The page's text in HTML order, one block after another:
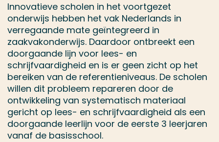
Innovatieve scholen in het voortgezet
onderwijs hebben het vak Nederlands in
verregaande mate geïntegreerd in
zaakvakonderwijs. Daardoor ontbreekt een
doorgaande lijn voor lees- en
schrijfvaardigheid en is er geen zicht op het
bereiken van de referentieniveaus. De scholen
willen dit probleem repareren door de
ontwikkeling van systematisch materiaal
gericht op lees- en schrijfvaardigheid als een
doorgaande leerlijn voor de eerste 3 leerjaren
vanaf de basisschool.